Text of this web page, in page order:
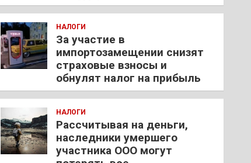
НАЛОГИ
За участие в
импортозамещении снизят
страховые взносы и
обнулят налог на прибыль
НАЛОГИ
Рассчитывая на деньги,
наследники умершего
участника ООО могут